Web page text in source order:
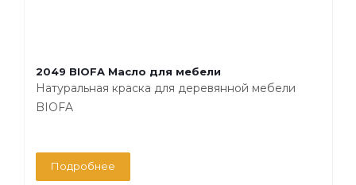
2049 BIOFA Масло для мебели
Натуральная краска для деревянной мебели
BIOFA
Подробнее